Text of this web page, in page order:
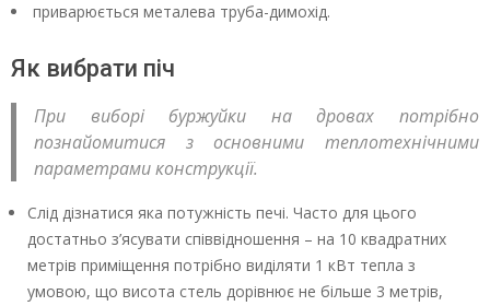
приварюється металева труба-димохід.
Як вибрати піч
При виборі буржуйки на дровах потрібно
познайомитися з основними теплотехнічними
параметрами конструкції.
Слід дізнатися яка потужність печі. Часто для цього
достатньо з’ясувати співвідношення – на 10 квадратних
метрів приміщення потрібно виділяти 1 кВт тепла з
умовою, що висота стель дорівнює не більше 3 метрів,